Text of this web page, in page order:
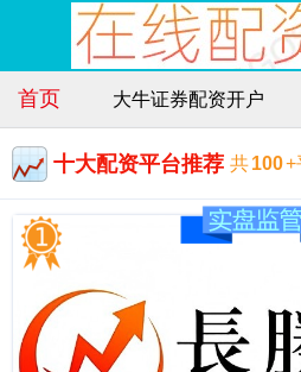
首页 大牛证券配资开户
十大配资平台推荐 共100+